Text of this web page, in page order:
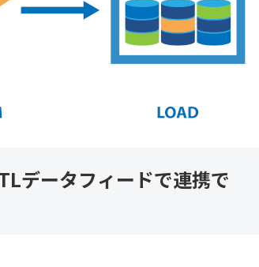
ータフィードで連携で